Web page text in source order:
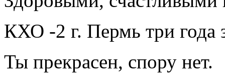
КХО -2 г. Пермь три года
Ты прекрасен, спору нет.